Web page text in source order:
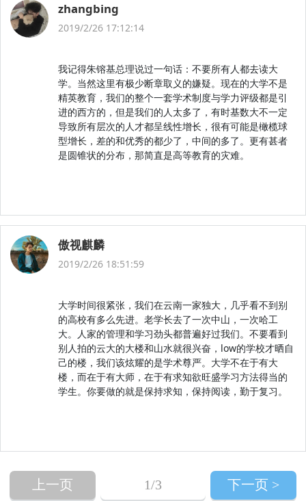
zhangbing
2019/2/26 17:12:14
我记得朱镕基总理说过一句话：不要所有人都去读大
学。当然这里有极少断章取义的嫌疑。现在的大学不是
精英教育，我们的整个一套学术制度与学力评级都是引
进的西方的，但是我们的人太多了，有时基数大不一定
导致所有层次的人才都呈线性增长，很有可能是橄榄球
型增长，差的和优秀的都少了，中间的多了。更有甚者
是圆锥状的分布，那简直是高等教育的灾难。
傲视麒麟
2019/2/26 18:51:59
大学时间很紧张，我们在云南一家独大，几乎看不到别
的高校有多么先进。老学长去了一次中山，一次哈工
大。人家的管理和学习劲头都普遍好过我们。不要看到
别人拍的云大的大楼和山水就很兴奋，low的学校才晒自
己的楼，我们该炫耀的是学术尊严。大学不在于有大
楼，而在于有大师，在于有求知欲旺盛学习方法得当的
学生。你要做的就是保持求知，保持阅读，勤于复习。
上一页 1/3 下一页 >